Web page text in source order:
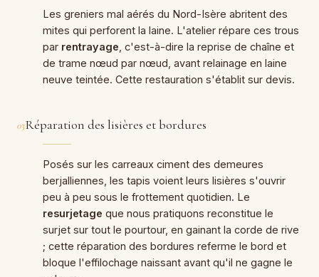
Les greniers mal aérés du Nord-Isère abritent des
mites qui perforent la laine. L'atelier répare ces trous
par rentrayage , c'est-à-dire la reprise de chaîne et
de trame nœud par nœud, avant relainage en laine
neuve teintée. Cette restauration s'établit sur devis.
03Réparation des lisières et bordures
Posés sur les carreaux ciment des demeures
berjalliennes, les tapis voient leurs lisières s'ouvrir
peu à peu sous le frottement quotidien. Le
resurjetage que nous pratiquons reconstitue le
surjet sur tout le pourtour, en gainant la corde de rive
; cette réparation des bordures referme le bord et
bloque l'effilochage naissant avant qu'il ne gagne le